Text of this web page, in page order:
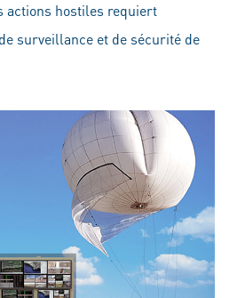
actions hostiles requiert
surveillance et de sécurité de